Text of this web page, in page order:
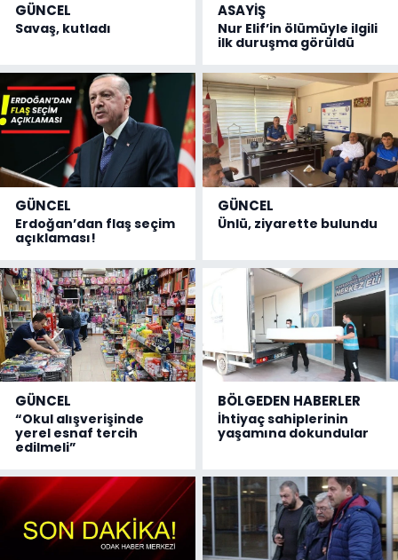
GÜNCEL
Savaş, kutladı
ASAYİŞ
Nur Elif’in ölümüyle ilgili
ilk duruşma görüldü
GÜNCEL
Erdoğan’dan flaş seçim
açıklaması!
GÜNCEL
Ünlü, ziyarette bulundu
GÜNCEL
“Okul alışverişinde
yerel esnaf tercih
edilmeli”
BÖLGEDEN HABERLER
İhtiyaç sahiplerinin
yaşamına dokundular